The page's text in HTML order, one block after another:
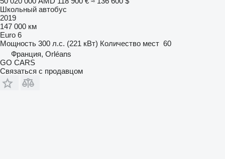
Школьный автобус
2019
147 000 км
Euro 6
Мощность 300 л.с. (221 кВт) Количество мест 60
Франция, Orléans
GO CARS
Связаться с продавцом